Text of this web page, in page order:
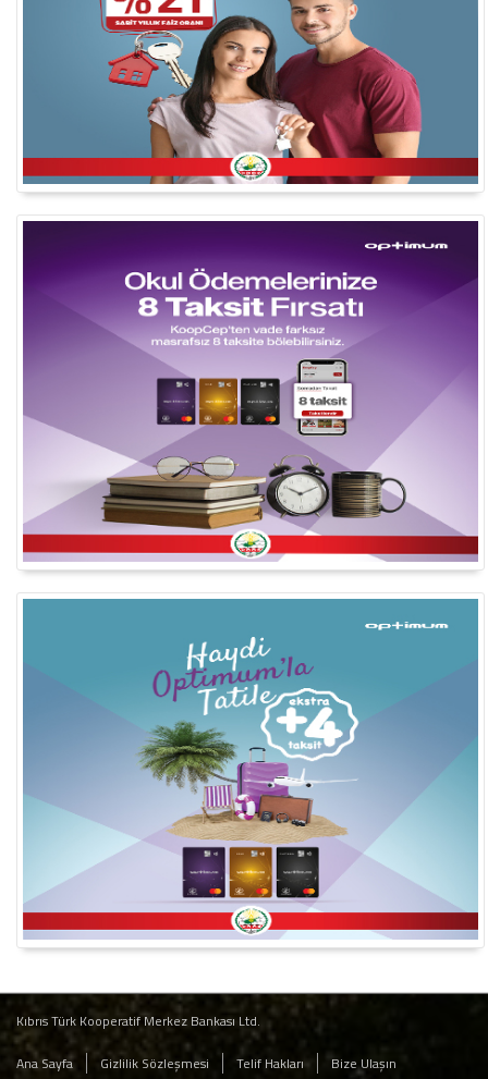
Kıbrıs Türk Kooperatif Merkez Bankası Ltd.
Ana Sayfa Gizlilik Sözleşmesi Telif Hakları Bize Ulaşın